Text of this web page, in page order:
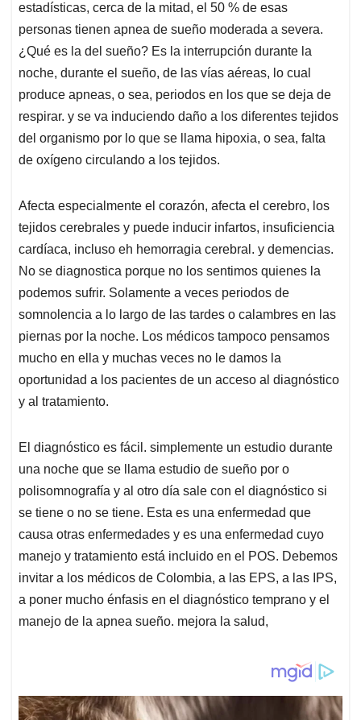
estadísticas, cerca de la mitad, el 50 % de esas
personas tienen apnea de sueño moderada a severa.
¿Qué es la del sueño? Es la interrupción durante la
noche, durante el sueño, de las vías aéreas, lo cual
produce apneas, o sea, periodos en los que se deja de
respirar. y se va induciendo daño a los diferentes tejidos
del organismo por lo que se llama hipoxia, o sea, falta
de oxígeno circulando a los tejidos.
Afecta especialmente el corazón, afecta el cerebro, los
tejidos cerebrales y puede inducir infartos, insuficiencia
cardíaca, incluso eh hemorragia cerebral. y demencias.
No se diagnostica porque no los sentimos quienes la
podemos sufrir. Solamente a veces periodos de
somnolencia a lo largo de las tardes o calambres en las
piernas por la noche. Los médicos tampoco pensamos
mucho en ella y muchas veces no le damos la
oportunidad a los pacientes de un acceso al diagnóstico
y al tratamiento.
El diagnóstico es fácil. simplemente un estudio durante
una noche que se llama estudio de sueño por o
polisomnografía y al otro día sale con el diagnóstico si
se tiene o no se tiene. Esta es una enfermedad que
causa otras enfermedades y es una enfermedad cuyo
manejo y tratamiento está incluido en el POS. Debemos
invitar a los médicos de Colombia, a las EPS, a las IPS,
a poner mucho énfasis en el diagnóstico temprano y el
manejo de la apnea sueño. mejora la salud,